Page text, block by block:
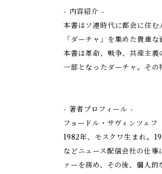
- 内容紹介 -
本書はソ連時代に都会に住
「ダーチャ」を集めた貴重な
本書は革命、戦争、共産主
一部となったダーチャ。その
- 著者プロフィール -
フョードル・サヴィンツェフ
1982年、モスクワ生まれ。
などニュース配信会社の仕
ァーを務め、その後、個人